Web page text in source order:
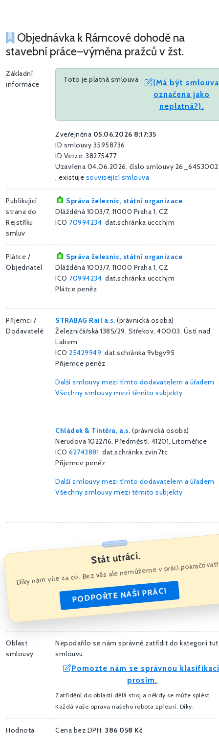
Objednávka k Rámcové dohodě na
stavební práce–výměna pražců v žst.
Základní
informace
Toto je platná smlouva
(Má být smlouva
označena jako
neplatná?).
Zveřejněna 05.06.2026 8:17:35
ID smlouvy 35958736
ID Verze: 38275477
Uzavřena 04.06.2026, číslo smlouvy
, existuje související smlouva
Publikující
strana do
Rejstříku
smluv
Správa železnic, státní organizace
Dlážděná 1003/7, 11000 Praha 1, CZ
ICO 70994234 dat.schránka uccchjm
Plátce /
Objednatel
Správa železnic, státní organizace
Dlážděná 1003/7, 11000 Praha 1, CZ
ICO 70994234 dat.schránka uccchjm
Plátce peněz
Příjemci /
Dodavatelé
STRABAG Rail a.s. (právnická osoba)
Železničářská 1385/29, Střekov, 40003, Ústí nad
Labem
ICO 25429949 dat.schránka 9vbgv95
Příjemce peněz
Další smlouvy mezi tímto dodavatelem a úřadem
Všechny smlouvy mezi těmito subjekty
Chládek & Tintěra, a.s. (právnická osoba)
Nerudova 1022/16, Předměstí, 41201, Litoměřice
ICO 62743881 dat.schránka zvin7tc
Příjemce peněz
Další smlouvy mezi tímto dodavatelem a úřadem
Všechny smlouvy mezi těmito subjekty
Stát utrácí.
Díky nám víte za co. Bez vás ale nemůžeme v práci pokračovat!
PODPOŘTE NAŠI PRÁCI
Oblast
smlouvy
Nepodařilo se nám správně zatřídit do kategorií
smlouvu.
Pomozte nám se správnou
prosím.
Zatřídění do oblastí dělá stroj a někdy se může splést.
Každá vaše oprava našeho robota zpřesní. Díky.
Hodnota
Cena bez DPH: 386 058 Kč